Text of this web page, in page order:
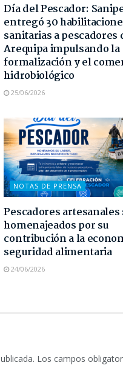
Día del Pescador:
entregó 30
sanitarias a pescadores
Arequipa impulsando la
formalización y el
hidrobiológico
25/06/2026
NOTAS DE PRENSA
Pescadores
homenajeados por su
contribución a la
seguridad alimentaria
24/06/2026
Los campos